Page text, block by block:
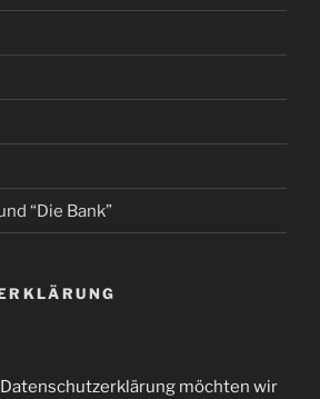
“Die Bank”
möchten wir